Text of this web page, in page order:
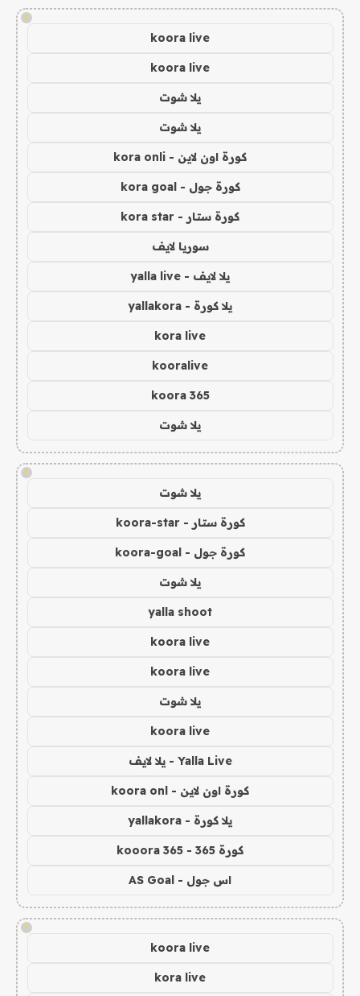
!
koora live
koora live
يلا شوت
يلا شوت
كورة اون لاين - kora onli
كورة جول - kora goal
كورة ستار - kora star
سوريا لايف
يلا لايف - yalla live
يلا كورة - yallakora
kora live
kooralive
koora 365
يلا شوت
!
يلا شوت
كورة ستار - koora-star
كورة جول - koora-goal
يلا شوت
yalla shoot
koora live
koora live
يلا شوت
koora live
Yalla Live - يلا لايف
كورة اون لاين - koora onl
يلا كورة - yallakora
كورة 365 - kooora 365
اس جول - AS Goal
!
koora live
kora live